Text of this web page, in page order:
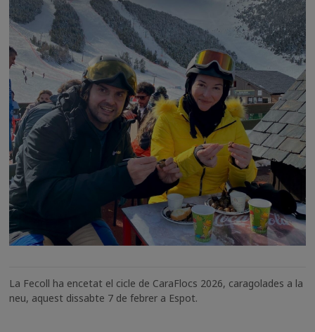
La Fecoll ha encetat el cicle de CaraFlocs 2026, caragolades a la
neu, aquest dissabte 7 de febrer a Espot.